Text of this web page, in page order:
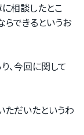
相談したとこ
できるというお
、今回に関して
ただいたというわ